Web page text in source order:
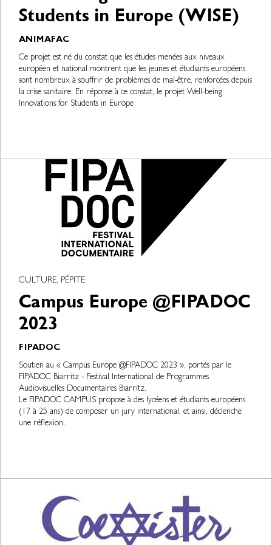
Students in Europe (WISE)
ANIMAFAC
Ce projet est né du constat que les études menées aux niveaux
européen et national montrent que les jeunes et étudiants européens
sont nombreux à souffrir de problèmes de mal-être, renforcées depuis
la crise sanitaire. En réponse à ce constat, le projet Well-being
Innovations for Students in Europe
CULTURE, PÉPITE
Campus Europe @FIPADOC
2023
FIPADOC
Soutien au « Campus Europe @FIPADOC 2023 », portés par le
FIPADOC Biarritz - Festival International de Programmes
Audiovisuelles Documentaires Biarritz.
Le FIPADOC CAMPUS propose à des lycéens et étudiants européens
(17 à 25 ans) de composer un jury international, et ainsi, déclenche
une réflexion..